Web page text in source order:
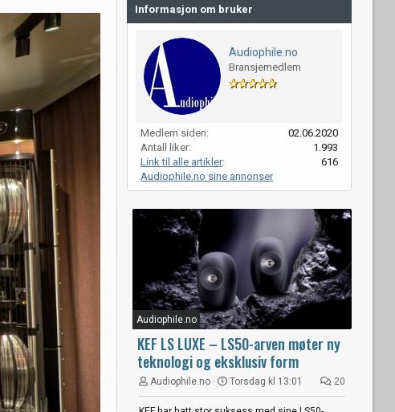
Informasjon om bruker
Audiophile.no
Bransjemedlem
Medlem siden
02.06.2020
Antall liker
1.993
Link til alle artikler
616
Audiophile.no sine annonser
Audiophile.no
KEF LS LUXE – LS50-arven møter ny
teknologi og eksklusiv form
Audiophile.no Torsdag kl 13:01 20